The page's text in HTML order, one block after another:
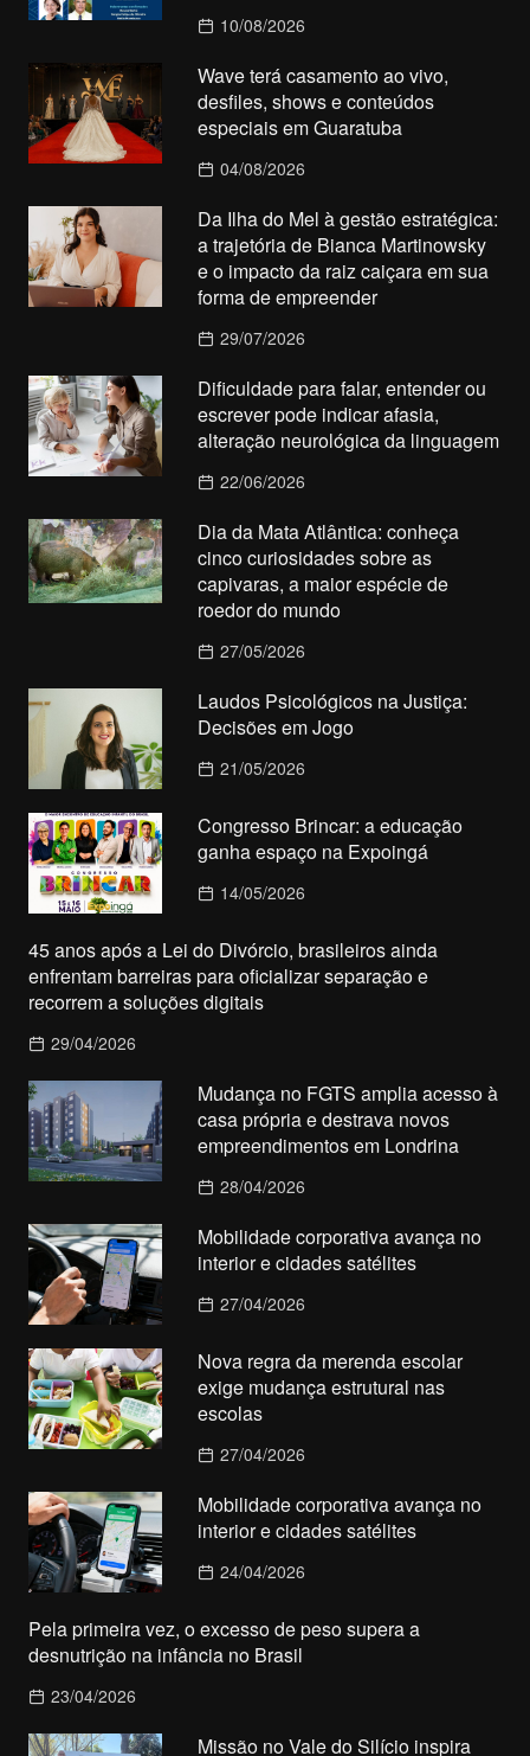
10/08/2026
Wave terá casamento ao vivo,
desfiles, shows e conteúdos
especiais em Guaratuba
04/08/2026
Da Ilha do Mel à gestão estratégica:
a trajetória de Bianca Martinowsky
e o impacto da raiz caiçara em sua
forma de empreender
29/07/2026
Dificuldade para falar, entender ou
escrever pode indicar afasia,
alteração neurológica da linguagem
22/06/2026
Dia da Mata Atlântica: conheça
cinco curiosidades sobre as
capivaras, a maior espécie de
roedor do mundo
27/05/2026
Laudos Psicológicos na Justiça:
Decisões em Jogo
21/05/2026
Congresso Brincar: a educação
ganha espaço na Expoingá
14/05/2026
45 anos após a Lei do Divórcio, brasileiros ainda
enfrentam barreiras para oficializar separação e
recorrem a soluções digitais
29/04/2026
Mudança no FGTS amplia acesso à
casa própria e destrava novos
empreendimentos em Londrina
28/04/2026
Mobilidade corporativa avança no
interior e cidades satélites
27/04/2026
Nova regra da merenda escolar
exige mudança estrutural nas
escolas
27/04/2026
Mobilidade corporativa avança no
interior e cidades satélites
24/04/2026
Pela primeira vez, o excesso de peso supera a
desnutrição na infância no Brasil
23/04/2026
Missão no Vale do Silício inspira